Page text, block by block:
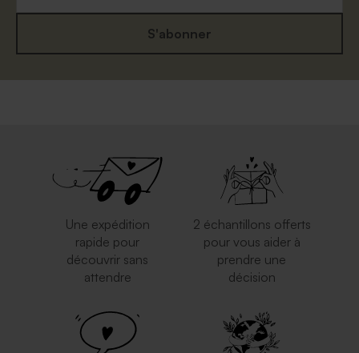
S'abonner
Une expédition
rapide pour
découvrir sans
attendre
2 échantillons offerts
pour vous aider à
prendre une
décision